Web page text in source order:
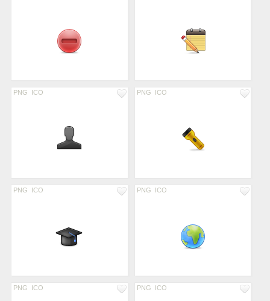
PNG ICO PNG ICO
PNG ICO PNG ICO
PNG ICO PNG ICO